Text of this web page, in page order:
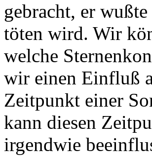
gebracht, er
töten wird. Wir
welche
wir einen Einfluß
Zeitpunkt einer
kann diesen
irgendwie